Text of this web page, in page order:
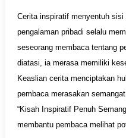
Cerita inspiratif menyentuh
pengalaman pribadi selalu
seseorang membaca tentang
diatasi, ia merasa memiliki
Keaslian cerita menciptakan
pembaca merasakan
“Kisah Inspiratif Penuh
membantu pembaca melihat